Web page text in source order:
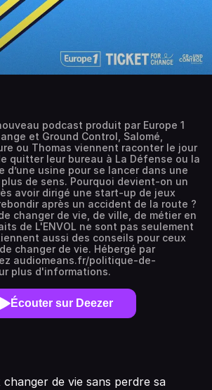
podcast produit par Europe 1
et Ground Control, Salomé,
ou Thomas viennent raconter le jour
quitter leur bureau à La Défense ou la
d’une usine pour se lancer dans une
de sens. Pourquoi devient-on un
avoir dirigé une start-up de jeux
après un accident de la route ?
changer de vie, de ville, de métier en
de L'ENVOL ne sont pas seulement
aussi des conseils pour ceux
changer de vie. Hébergé par
audiomeans.fr/politique-de-
plus d'informations.
Écouter sur Deezer
changer de vie sans perdre sa